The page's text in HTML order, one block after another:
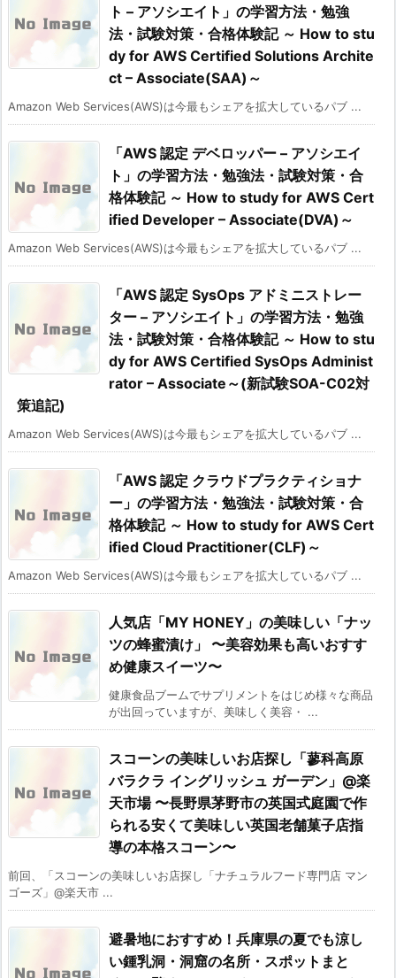
ト – アソシエイト」の学習方法・勉強
法・試験対策・合格体験記 ～ How to stu
dy for AWS Certified Solutions Archite
ct – Associate(SAA)～
Amazon Web Services(AWS)は今最もシェアを拡大しているパブ ...
「AWS 認定 デベロッパー – アソシエイ
ト」の学習方法・勉強法・試験対策・合
格体験記 ～ How to study for AWS Cert
ified Developer – Associate(DVA)～
Amazon Web Services(AWS)は今最もシェアを拡大しているパブ ...
「AWS 認定 SysOps アドミニストレー
ター – アソシエイト」の学習方法・勉強
法・試験対策・合格体験記 ～ How to stu
dy for AWS Certified SysOps Administ
rator – Associate～(新試験SOA-C02対
策追記)
Amazon Web Services(AWS)は今最もシェアを拡大しているパブ ...
「AWS 認定 クラウドプラクティショナ
ー」の学習方法・勉強法・試験対策・合
格体験記 ～ How to study for AWS Cert
ified Cloud Practitioner(CLF)～
Amazon Web Services(AWS)は今最もシェアを拡大しているパブ ...
人気店「MY HONEY」の美味しい「ナッ
ツの蜂蜜漬け」 〜美容効果も高いおすす
め健康スイーツ〜
健康食品ブームでサプリメントをはじめ様々な商品
が出回っていますが、美味しく美容・ ...
スコーンの美味しいお店探し「蓼科高原
バラクラ イングリッシュ ガーデン」@楽
天市場 〜長野県茅野市の英国式庭園で作
られる安くて美味しい英国老舗菓子店指
導の本格スコーン〜
前回、「スコーンの美味しいお店探し「ナチュラルフード専門店 マン
ゴーズ」@楽天市 ...
避暑地におすすめ！兵庫県の夏でも涼し
い鍾乳洞・洞窟の名所・スポットまと